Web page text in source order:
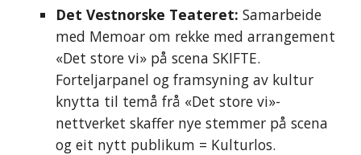
Det Vestnorske Teateret:Samarbeide
med Memoar om rekke med arrangement
«Det store vi» på scena SKIFTE.
Forteljarpanel og framsyning av kultur
knytta til temå frå «Det store vi»-
nettverketskaffer nye stemmer på scena
og eit nytt publikum = Kulturlos.